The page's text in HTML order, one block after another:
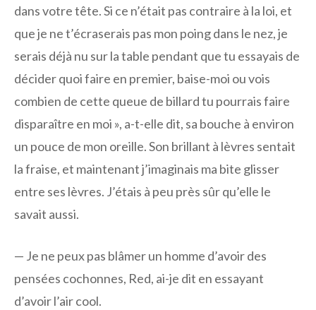
dans votre tête. Si ce n’était pas contraire à la loi, et
que je ne t’écraserais pas mon poing dans le nez, je
serais déjà nu sur la table pendant que tu essayais de
décider quoi faire en premier, baise-moi ou vois
combien de cette queue de billard tu pourrais faire
disparaître en moi », a-t-elle dit, sa bouche à environ
un pouce de mon oreille. Son brillant à lèvres sentait
la fraise, et maintenant j’imaginais ma bite glisser
entre ses lèvres. J’étais à peu près sûr qu’elle le
savait aussi.
— Je ne peux pas blâmer un homme d’avoir des
pensées cochonnes, Red, ai-je dit en essayant
d’avoir l’air cool.